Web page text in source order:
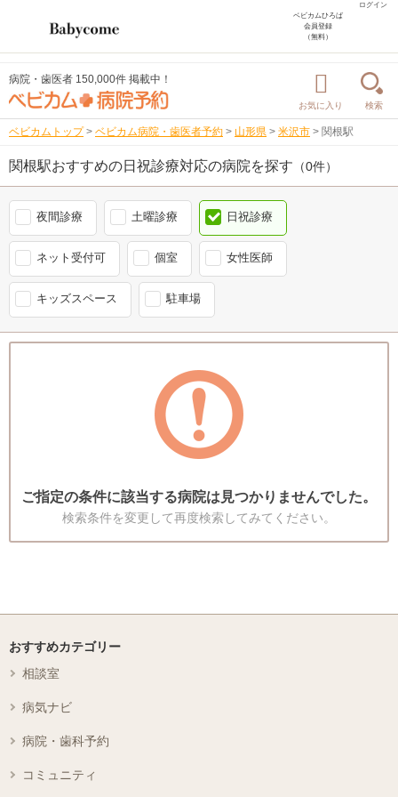
ログイン
ベビカムひろば
会員登録
（無料）
病院・歯医者 150,000件 掲載中！
お気に入り 検索
ベビカムトップ > ベビカム病院・歯医者予約 > 山形県 > 米沢市 > 関根駅
関根駅おすすめの日祝診療対応の病院を探す （0件）
夜間診療 土曜診療 日祝診療
ネット受付可 個室 女性医師
キッズスペース 駐車場
ご指定の条件に該当する病院は見つかりませんでした。
検索条件を変更して再度検索してみてください。
おすすめカテゴリー
相談室
病気ナビ
病院・歯科予約
コミュニティ